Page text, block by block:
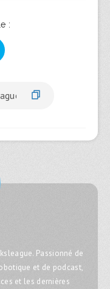
:
Passionné de
et de podcast,
et les dernières